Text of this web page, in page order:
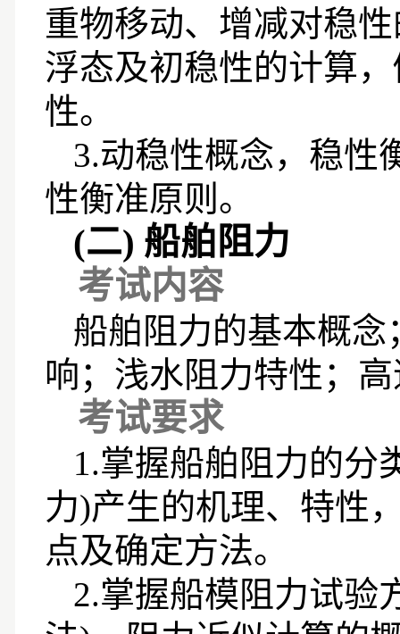
重物移动、增减对稳
浮态及初稳性的计算
性。
3.动稳性概念，稳性
性衡准原则。
(二) 船舶阻力
考试内容
船舶阻力的基本概
响；浅水阻力特性；
考试要求
1.掌握船舶阻力的分
力)产生的机理、特性
点及确定方法。
2.掌握船模阻力试验